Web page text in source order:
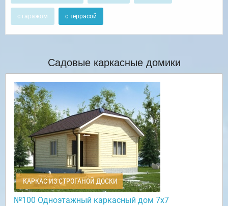
с гаражом с террасой
Садовые каркасные домики
КАРКАС ИЗ СТРОГАНОЙ ДОСКИ
№100 Одноэтажный каркасный дом 7х7